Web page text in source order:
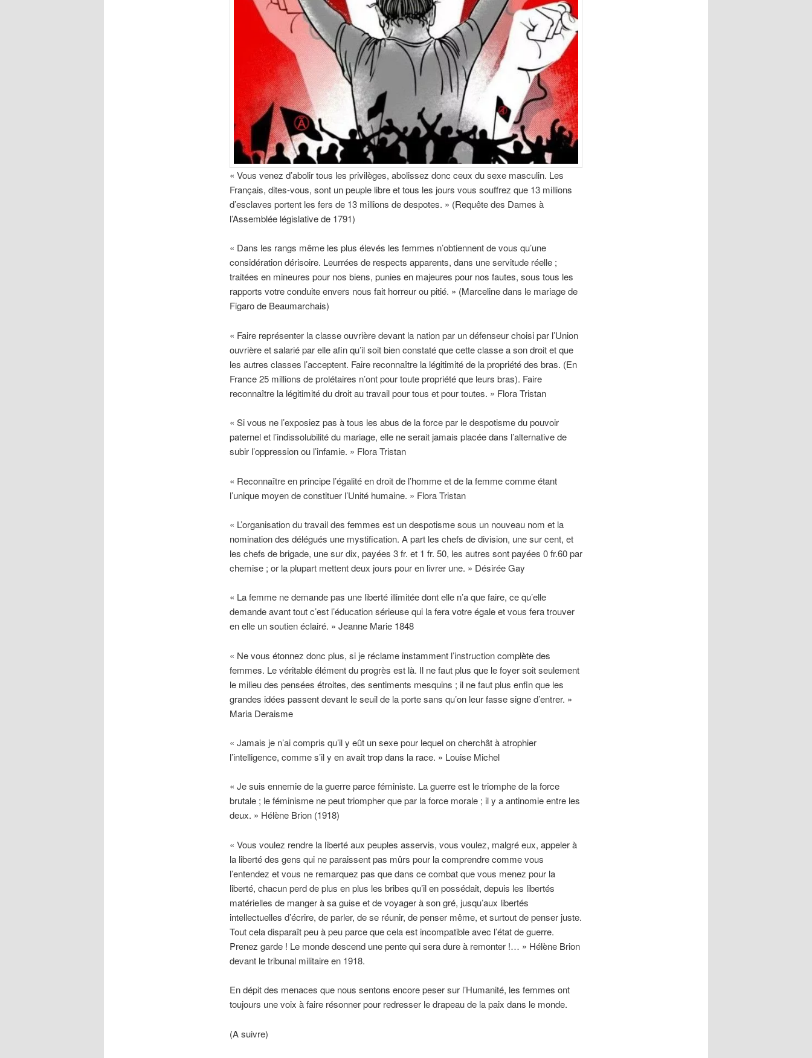
« Vous venez d’abolir tous les privilèges, abolissez donc ceux du sexe masculin. Les
Français, dites-vous, sont un peuple libre et tous les jours vous souffrez que 13 millions
d’esclaves portent les fers de 13 millions de despotes. » (Requête des Dames à
l’Assemblée législative de 1791)
« Dans les rangs même les plus élevés les femmes n’obtiennent de vous qu’une
considération dérisoire. Leurrées de respects apparents, dans une servitude réelle ;
traitées en mineures pour nos biens, punies en majeures pour nos fautes, sous tous les
rapports votre conduite envers nous fait horreur ou pitié. » (Marceline dans le mariage de
Figaro de Beaumarchais)
« Faire représenter la classe ouvrière devant la nation par un défenseur choisi par l’Union
ouvrière et salarié par elle afin qu’il soit bien constaté que cette classe a son droit et que
les autres classes l’acceptent. Faire reconnaître la légitimité de la propriété des bras. (En
France 25 millions de prolétaires n’ont pour toute propriété que leurs bras). Faire
reconnaître la légitimité du droit au travail pour tous et pour toutes. » Flora Tristan
« Si vous ne l’exposiez pas à tous les abus de la force par le despotisme du pouvoir
paternel et l’indissolubilité du mariage, elle ne serait jamais placée dans l’alternative de
subir l’oppression ou l’infamie. » Flora Tristan
« Reconnaître en principe l’égalité en droit de l’homme et de la femme comme étant
l’unique moyen de constituer l’Unité humaine. » Flora Tristan
« L’organisation du travail des femmes est un despotisme sous un nouveau nom et la
nomination des délégués une mystification. A part les chefs de division, une sur cent, et
les chefs de brigade, une sur dix, payées 3 fr. et 1 fr. 50, les autres sont payées 0 fr.60 par
chemise ; or la plupart mettent deux jours pour en livrer une. » Désirée Gay
« La femme ne demande pas une liberté illimitée dont elle n’a que faire, ce qu’elle
demande avant tout c’est l’éducation sérieuse qui la fera votre égale et vous fera trouver
en elle un soutien éclairé. » Jeanne Marie 1848
« Ne vous étonnez donc plus, si je réclame instamment l’instruction complète des
femmes. Le véritable élément du progrès est là. Il ne faut plus que le foyer soit seulement
le milieu des pensées étroites, des sentiments mesquins ; il ne faut plus enfin que les
grandes idées passent devant le seuil de la porte sans qu’on leur fasse signe d’entrer. »
Maria Deraisme
« Jamais je n’ai compris qu’il y eût un sexe pour lequel on cherchât à atrophier
l’intelligence, comme s’il y en avait trop dans la race. » Louise Michel
« Je suis ennemie de la guerre parce féministe. La guerre est le triomphe de la force
brutale ; le féminisme ne peut triompher que par la force morale ; il y a antinomie entre les
deux. » Hélène Brion (1918)
« Vous voulez rendre la liberté aux peuples asservis, vous voulez, malgré eux, appeler à
la liberté des gens qui ne paraissent pas mûrs pour la comprendre comme vous
l’entendez et vous ne remarquez pas que dans ce combat que vous menez pour la
liberté, chacun perd de plus en plus les bribes qu’il en possédait, depuis les libertés
matérielles de manger à sa guise et de voyager à son gré, jusqu’aux libertés
intellectuelles d’écrire, de parler, de se réunir, de penser même, et surtout de penser juste.
Tout cela disparaît peu à peu parce que cela est incompatible avec l’état de guerre.
Prenez garde ! Le monde descend une pente qui sera dure à remonter !… » Hélène Brion
devant le tribunal militaire en 1918.
En dépit des menaces que nous sentons encore peser sur l’Humanité, les femmes ont
toujours une voix à faire résonner pour redresser le drapeau de la paix dans le monde.
(A suivre)